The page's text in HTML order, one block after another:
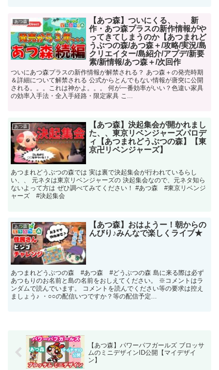
あつ森
【あつ森】ついにくる、、、新
作・あつ森プラスの新作情報がや
ってきてしまうのか【あつまれど
うぶつの森/あつ森＋/攻略/実況/島
クリエイター/島紹介/アプデ/新要
素/新情報/あつ森＋/次回作
ついにあつ森プラスの新作情報が解禁される？ あつ森＋の発売時期
＆詳細について解禁される 公式からとんでもない情報が唐突に公開
される。。。これは神かよ。。。 何が一番効率がいい？色違い家具
の効率入手法・全入手経路・限定家具 こ...
あつ森
【あつ森】決起集会が開かれまし
た、、東京リベンジャーズパロデ
ィ【あつまれどうぶつの森】【東
京卍リベンジャーズ】
あつまれどうぶつの森では 実は裏で決起集会が行われているらし
い、、 元ネタは東京リベンジャーズの 決起集会なので、元ネタ知ら
ないよって方は ぜひ調べてみてください！ #あつ森 #東京リベンジ
ャーズ #決起集会
あつ森
【あつ森】おはようー！朝からの
んびり♪みんなで楽しくライブ★
あつまれどうぶつの森 #あつ森 #どうぶつの森 島に来る際は必ず
あつもりのお名前と島の名前をおしえてください。 ※コメントはラ
ンダムで読んでいます。 コメントを読んでください等の要求は控え
ましょう♪ ・○○の配信いつですか？等の配信予定...
【あつ森】パワーパフガールズ ブロッサ
ムのミニデザインID公開【マイデザイ
ン】